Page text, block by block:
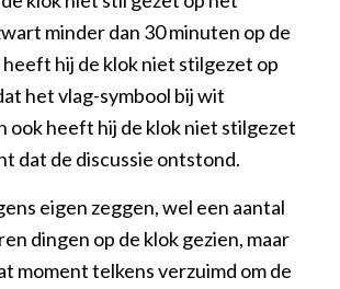
minder dan 30 minuten op de
heeft hij de klok niet stilgezet op
het vlag-symbool bij wit
ook heeft hij de klok niet stilgezet
dat de discussie ontstond.
eigen zeggen, wel een aantal
dingen op de klok gezien, maar
moment telkens verzuimd om de